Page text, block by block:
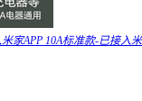
家APP 10A标准款-已接入米